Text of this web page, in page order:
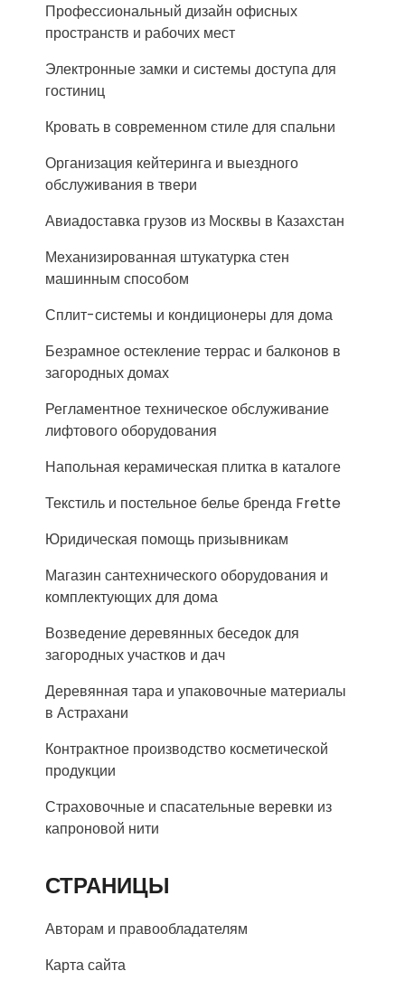
Профессиональный дизайн офисных
пространств и рабочих мест
Электронные замки и системы доступа для
гостиниц
Кровать в современном стиле для спальни
Организация кейтеринга и выездного
обслуживания в твери
Авиадоставка грузов из Москвы в Казахстан
Механизированная штукатурка стен
машинным способом
Сплит-системы и кондиционеры для дома
Безрамное остекление террас и балконов в
загородных домах
Регламентное техническое обслуживание
лифтового оборудования
Напольная керамическая плитка в каталоге
Текстиль и постельное белье бренда Frette
Юридическая помощь призывникам
Магазин сантехнического оборудования и
комплектующих для дома
Возведение деревянных беседок для
загородных участков и дач
Деревянная тара и упаковочные материалы
в Астрахани
Контрактное производство косметической
продукции
Страховочные и спасательные веревки из
капроновой нити
СТРАНИЦЫ
Авторам и правообладателям
Карта сайта